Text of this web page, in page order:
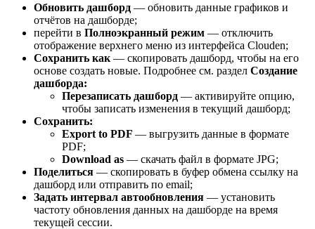
Обновить дашборд — обновить данные графиков и
отчётов на дашборде;
перейти в Полноэкранный режим — отключить
отображение верхнего меню из интерфейса Clouden;
Сохранить как — скопировать дашборд, чтобы на его
основе создать новые. Подробнее см. раздел Создание
дашборда:
Перезаписать дашборд — активируйте опцию,
чтобы записать изменения в текущий дашборд;
Сохранить:
Export to PDF — выгрузить данные в формате
PDF;
Download as — скачать файл в формате JPG;
Поделиться — скопировать в буфер обмена ссылку на
дашборд или отправить по email;
Задать интервал автообновления — установить
частоту обновления данных на дашборде на время
текущей сессии.